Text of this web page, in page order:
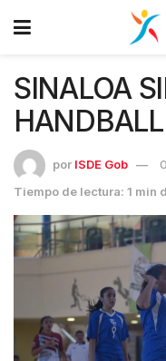
SINALOA
HANDBALL
por ISDE Gob
Tiempo de lectura: 1 min